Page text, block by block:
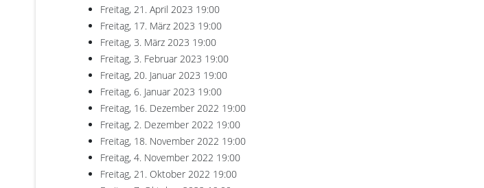
Freitag, 21. April 2023 19:00
Freitag, 17. März 2023 19:00
Freitag, 3. März 2023 19:00
Freitag, 3. Februar 2023 19:00
Freitag, 20. Januar 2023 19:00
Freitag, 6. Januar 2023 19:00
Freitag, 16. Dezember 2022 19:00
Freitag, 2. Dezember 2022 19:00
Freitag, 18. November 2022 19:00
Freitag, 4. November 2022 19:00
Freitag, 21. Oktober 2022 19:00